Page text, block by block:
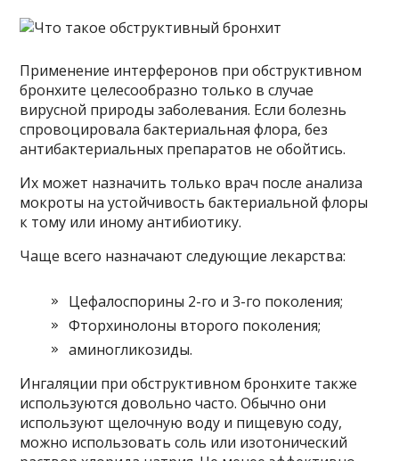
Применение интерферонов при обструктивном
бронхите целесообразно только в случае
вирусной природы заболевания. Если болезнь
спровоцировала бактериальная флора, без
антибактериальных препаратов не обойтись.
Их может назначить только врач после анализа
мокроты на устойчивость бактериальной флоры
к тому или иному антибиотику.
Чаще всего назначают следующие лекарства:
Цефалоспорины 2-го и 3-го поколения;
Фторхинолоны второго поколения;
аминогликозиды.
Ингаляции при обструктивном бронхите также
используются довольно часто. Обычно они
используют щелочную воду и пищевую соду,
можно использовать соль или изотонический